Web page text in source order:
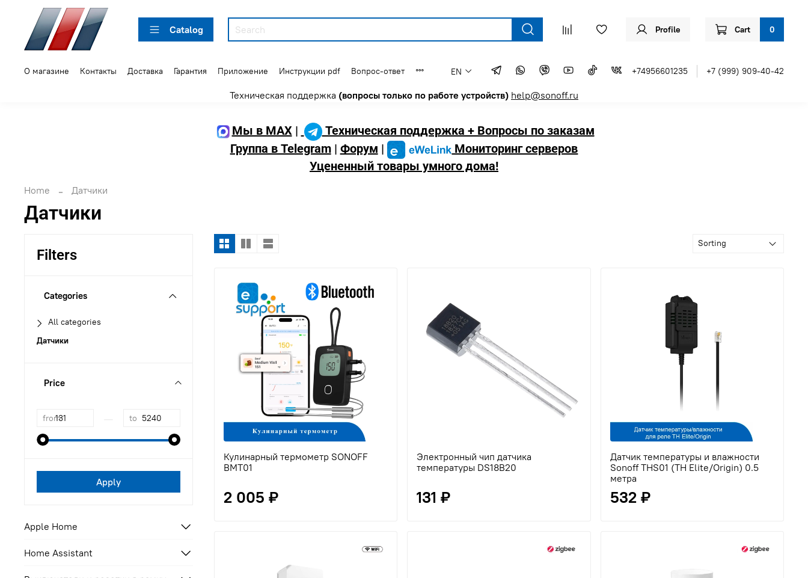
Catalog Profile Cart 0
О магазине Контакты Доставка Гарантия Приложение Инструкции pdf Вопрос-ответ EN +74956601235 +7 (999) 909-40-42
Техническая поддержка (вопросы только по работе устройств) help@sonoff.ru
Мы в MAX|
Техническая поддержка + Вопросы по заказам
Группа в Telegram| Форум |
Мониторинг серверов
Уцененный товары умного дома!
Home Датчики
Датчики
Кулинарный термометр SONOFF
BMT01
2 005 ₽
Электронный чип датчика
температуры DS18B20
131 ₽
Датчик температуры и влажности
Sonoff THS01 (TH Elite/Origin) 0.5
метра
532 ₽
Filters
Categories
All categories
Датчики
Price
from to
Apply
Apple Home
Home Assistant